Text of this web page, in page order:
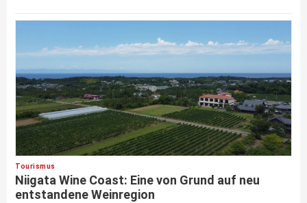
Tourismus
Niigata Wine Coast: Eine von Grund auf neu
entstandene Weinregion